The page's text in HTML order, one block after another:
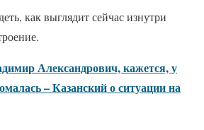
как выглядит сейчас изнутри
Александрович, кажется, у
– Казанский о ситуации на